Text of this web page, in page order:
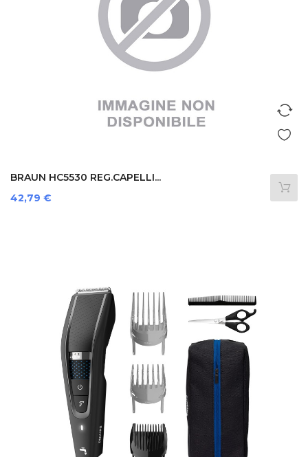
BRAUN HC5530 REG.CAPELLI...
Prezzo
42,79 €